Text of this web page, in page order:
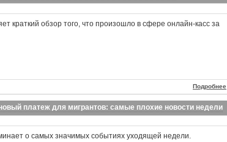
краткий обзор того, что произошло в сфере онлайн-касс за
Подробнее
платеж для мигрантов: самые плохие новости недели
о самых значимых событиях уходящей недели.